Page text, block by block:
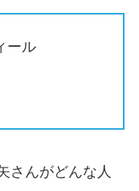
ール
さんがどんな人